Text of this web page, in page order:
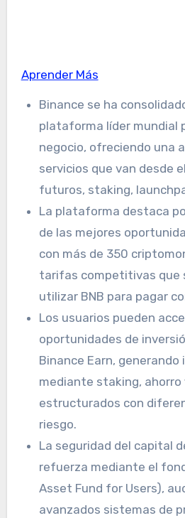
Aprender Más
Binance se ha
plataforma líder mundial
negocio, ofreciendo una
servicios que van desde
futuros, staking,
La plataforma destaca
de las mejores
con más de 350
tarifas competitivas que
utilizar BNB para pagar
Los usuarios pueden
oportunidades de
Binance Earn, generando
mediante staking,
estructurados con
riesgo.
La seguridad del capital
refuerza mediante el
Asset Fund for Users),
avanzados sistemas de